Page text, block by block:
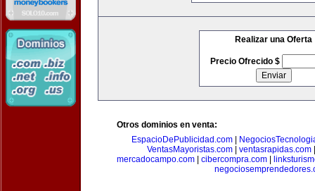
Realizar una Oferta
Precio Ofrecido $
Otros dominios en venta:
EspacioDePublicidad.com|
VentasMayoristas.com
ventasrapidas.com
mercadocampo.com
cibercompra.com